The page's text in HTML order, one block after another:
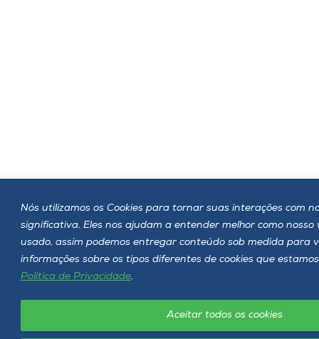
Nós utilizamos os Cookies para tornar suas interações com
significativa. Eles nos ajudam a entender melhor como nosso
usado, assim podemos entregar conteúdo sob medida para
informações sobre os tipos diferentes de cookies que
Política de Privacidade.
Aceitar todos os cookies